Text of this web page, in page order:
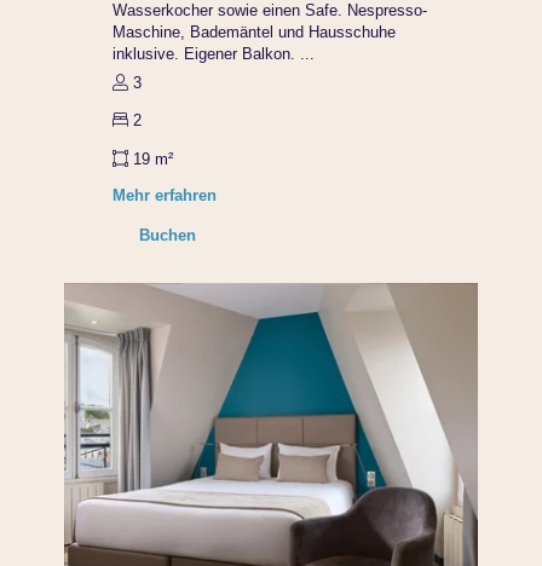
Wasserkocher sowie einen Safe. Nespresso-
Maschine, Bademäntel und Hausschuhe
inklusive. Eigener Balkon. ...
3
2
19 m²
Mehr erfahren
Buchen